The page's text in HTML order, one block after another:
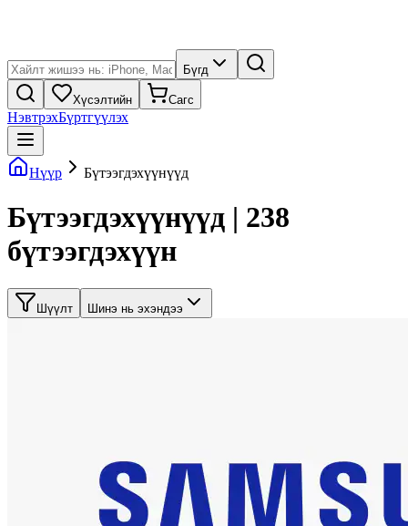
Бүгд
Хүсэлтийн Сагс
НэвтрэхБүртгүүлэх
Нүүр Бүтээгдэхүүнүүд
Бүтээгдэхүүнүүд | 238
бүтээгдэхүүн
Шүүлт Шинэ нь эхэндээ